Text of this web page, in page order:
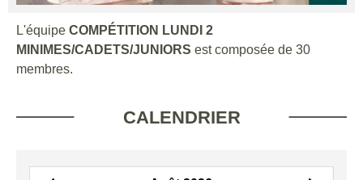
L'équipe COMPÉTITION LUNDI 2
MINIMES/CADETS/JUNIORS est composée de 30
membres.
CALENDRIER